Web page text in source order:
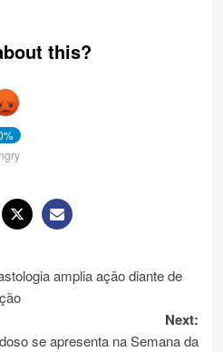
this?
amplia ação diante de
Next:
se apresenta na Semana da